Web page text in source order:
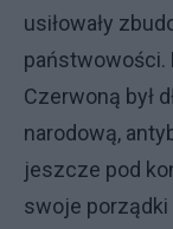
usiłowały
państwowości.
Czerwoną był
narodową,
jeszcze pod
swoje porządki